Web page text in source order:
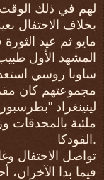
لهم في ذلك الوقت
المشهد الأول
ساونا روسي
مجموعتهم كان
لينينغراد
ملئية
الفودكا.
تواصل الاحتفال
فيما بدا الآخران،